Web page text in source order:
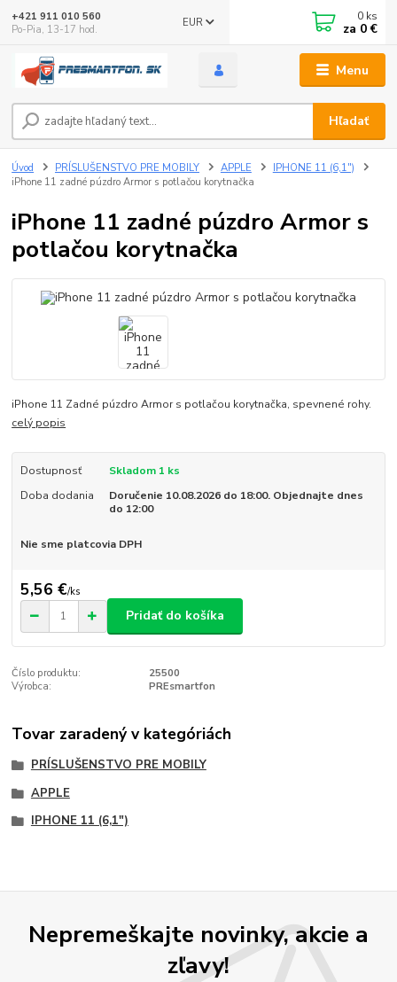
Menu
EUR
Hľadať
+421 911 010 560
Po-Pia, 13-17 hod.
0 ks
za 0 €
Úvod PRÍSLUŠENSTVO PRE MOBILY APPLE
IPHONE 11 (6,1")
iPhone 11 zadné púzdro Armor s potlačou korytnačka
iPhone 11 zadné púzdro Armor s
potlačou korytnačka
iPhone 11 Zadné púzdro Armor s potlačou korytnačka, spevnené rohy.
celý popis
Dostupnosť
Skladom 1 ks
Doba dodania
Doručenie 10.08.2026 do 18:00. Objednajte dnes
do 12:00
Nie sme platcovia DPH
5,56 €/ks
Pridať do košíka
Číslo produktu:
25500
Výrobca:
PREsmartfon
Tovar zaradený v kategóriách
PRÍSLUŠENSTVO PRE MOBILY
APPLE
IPHONE 11 (6,1")
Nepremeškajte novinky, akcie a
zľavy!